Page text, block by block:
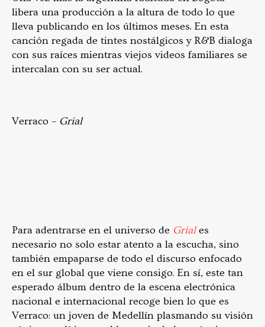
libera una producción a la altura de todo lo que
lleva publicando en los últimos meses. En esta
canción regada de tintes nostálgicos y R&B dialoga
con sus raíces mientras viejos videos familiares se
intercalan con su ser actual.
Verraco – Grial
Para adentrarse en el universo de Griales
necesario no solo estar atento a la escucha, sino
también empaparse de todo el discurso enfocado
en el sur global que viene consigo. En sí, este tan
esperado álbum dentro de la escena electrónica
nacional e internacional recoge bien lo que es
Verraco: un joven de Medellín plasmando su visión